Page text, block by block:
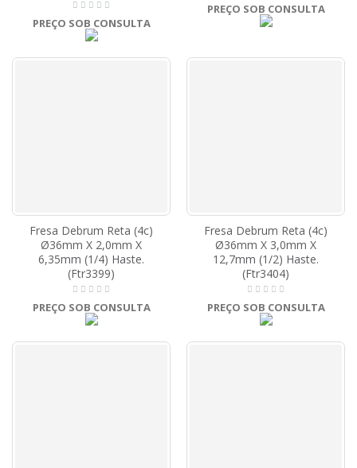
PREÇO SOB CONSULTA
PREÇO SOB CONSULTA
Fresa Debrum Reta (4c)
Ø36mm X 2,0mm X
6,35mm (1/4) Haste.
(Ftr3399)
PREÇO SOB CONSULTA
Fresa Debrum Reta (4c)
Ø36mm X 3,0mm X
12,7mm (1/2) Haste.
(Ftr3404)
PREÇO SOB CONSULTA